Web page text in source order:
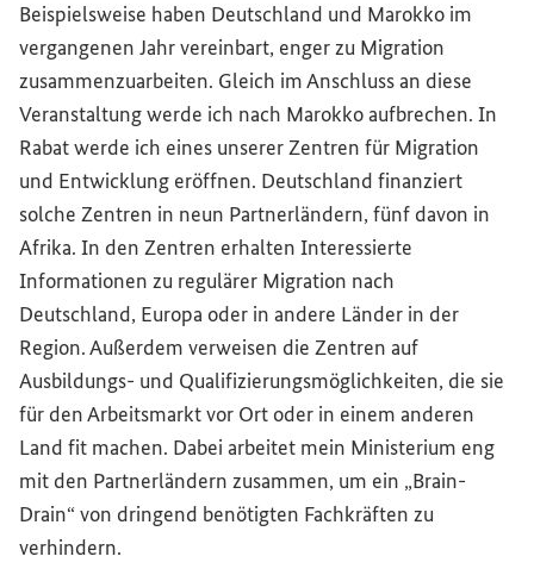
Beispielsweise haben Deutschland und Marokko im
vergangenen Jahr vereinbart, enger zu Migration
zusammenzuarbeiten. Gleich im Anschluss an diese
Veranstaltung werde ich nach Marokko aufbrechen. In
Rabat werde ich eines unserer Zentren für Migration
und Entwicklung eröffnen. Deutschland finanziert
solche Zentren in neun Partnerländern, fünf davon in
Afrika. In den Zentren erhalten Interessierte
Informationen zu regulärer Migration nach
Deutschland, Europa oder in andere Länder in der
Region. Außerdem verweisen die Zentren auf
Ausbildungs- und Qualifizierungsmöglichkeiten, die sie
für den Arbeitsmarkt vor Ort oder in einem anderen
Land fit machen. Dabei arbeitet mein Ministerium eng
mit den Partnerländern zusammen, um ein „Brain-
Drain“ von dringend benötigten Fachkräften zu
verhindern.